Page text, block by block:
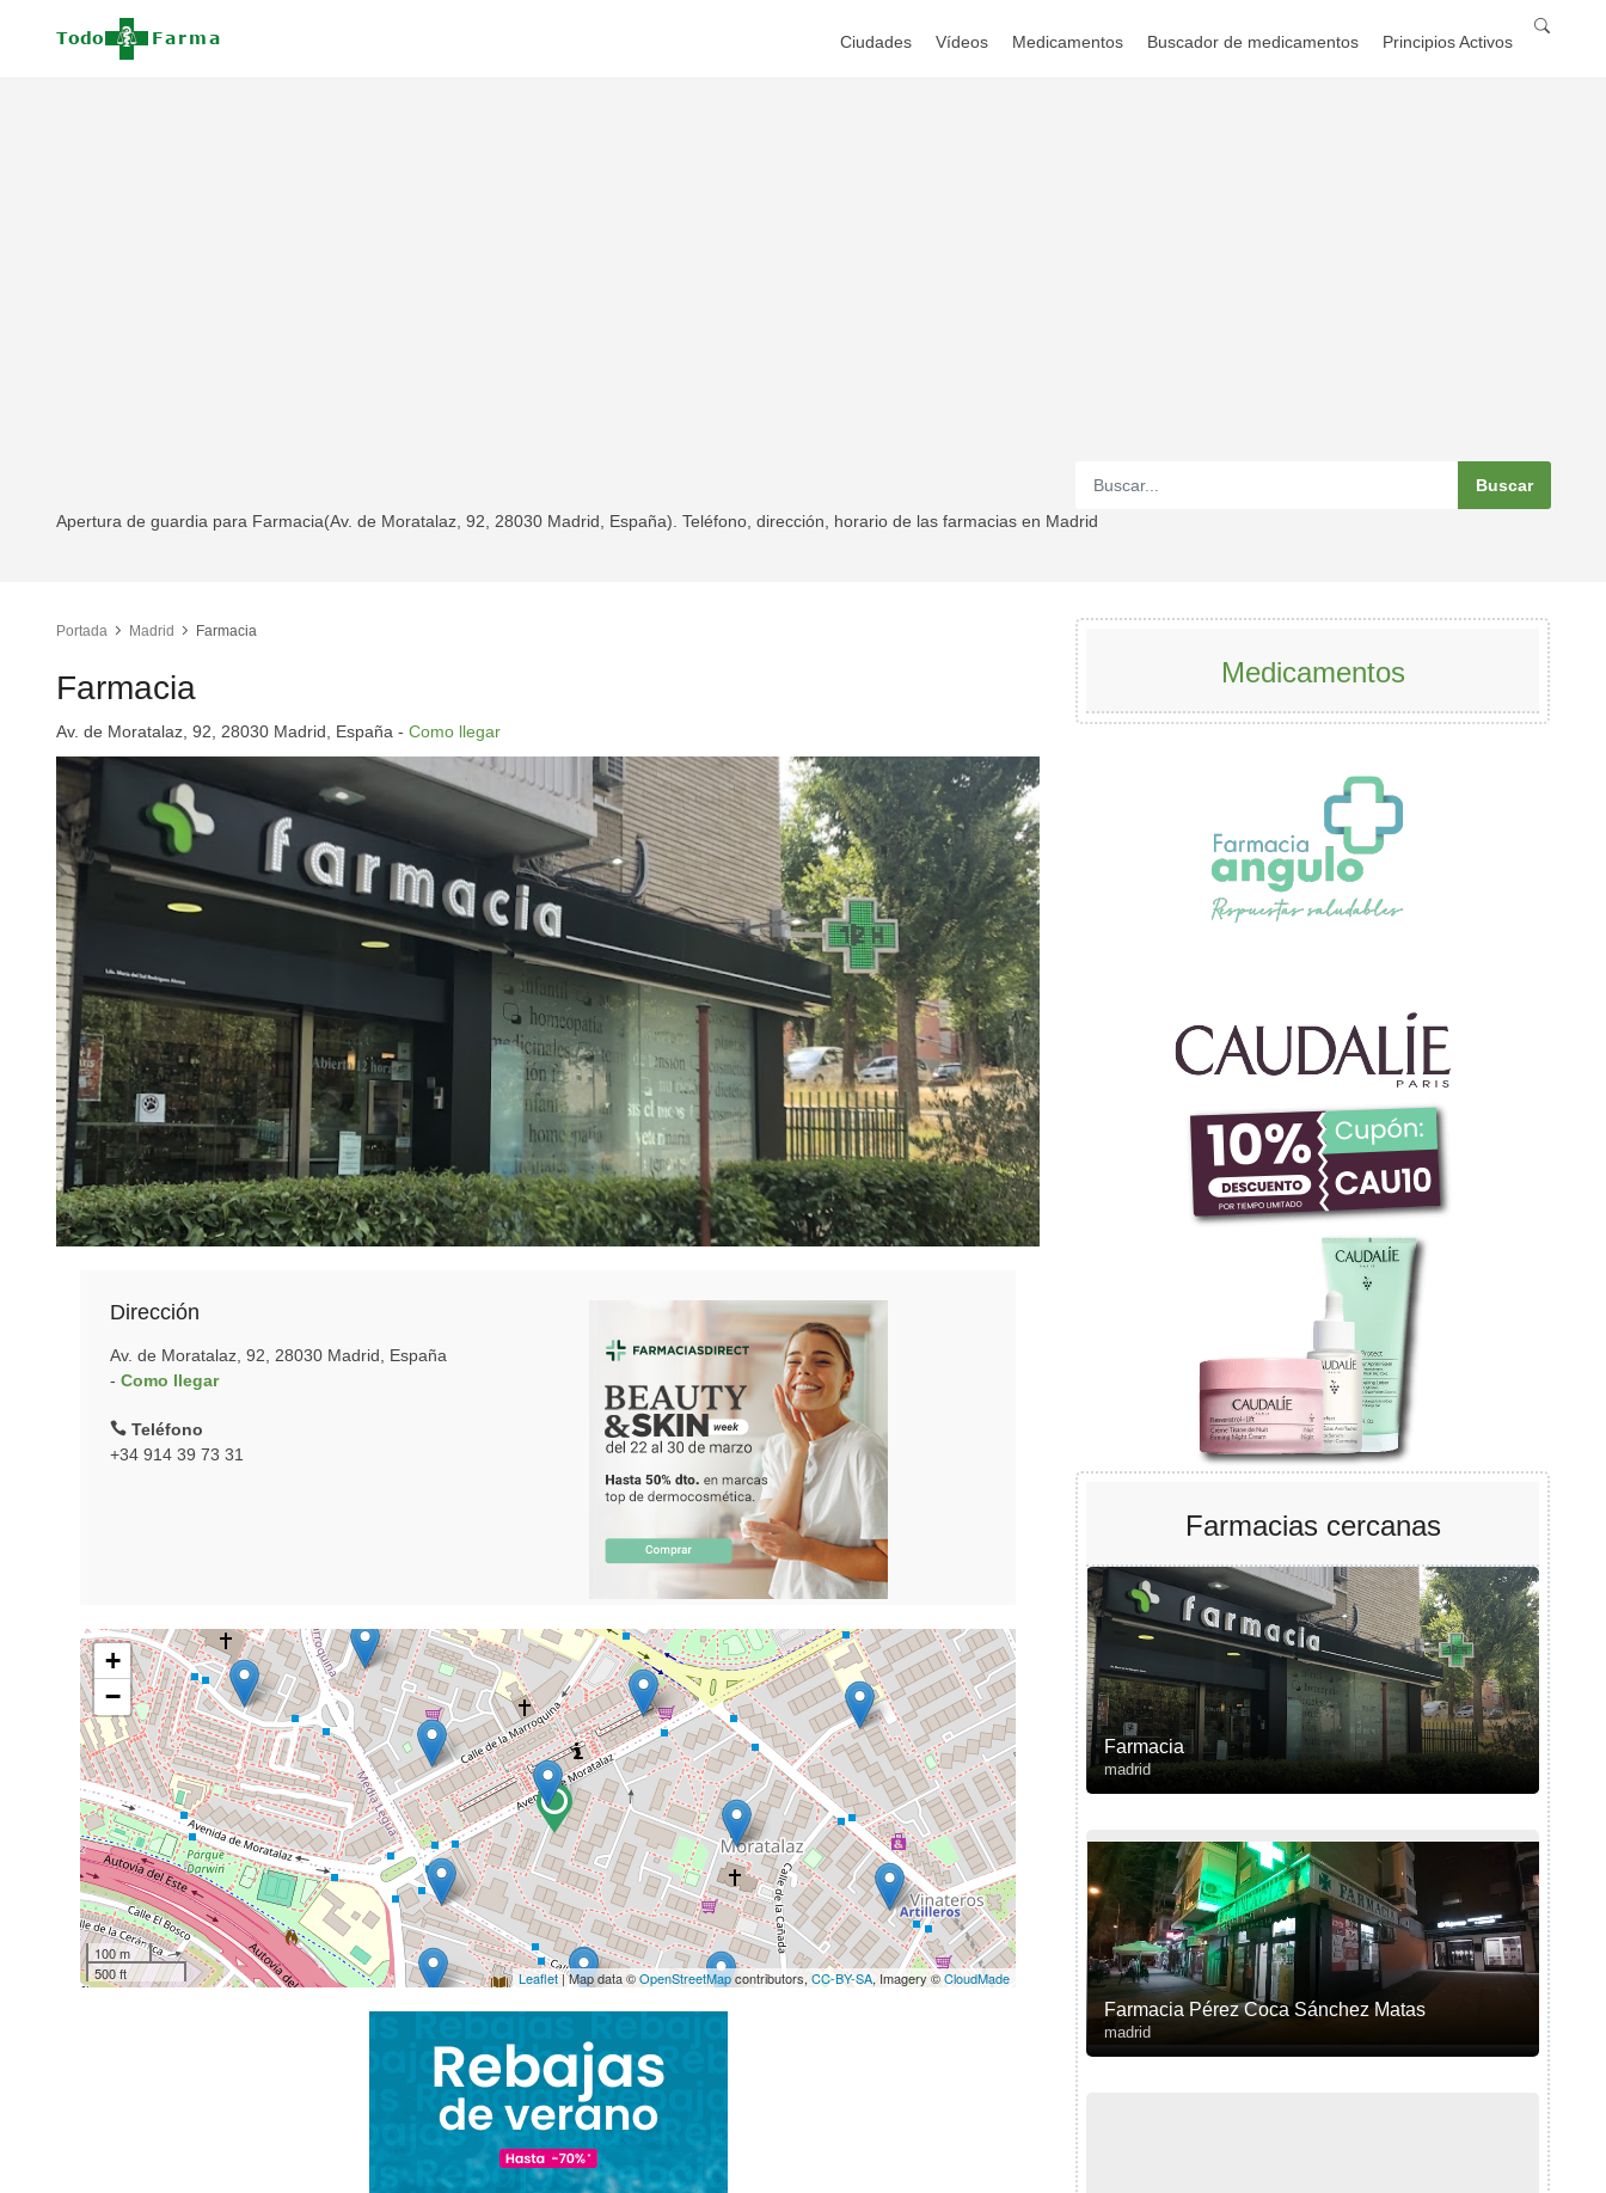
Ciudades Vídeos Medicamentos Buscador de medicamentos Principios Activos
Apertura de guardia para Farmacia(Av. de Moratalaz, 92, 28030 Madrid, España). Teléfono, dirección, horario de las farmacias en Madrid
Portada Madrid Farmacia
Farmacia
Av. de Moratalaz, 92, 28030 Madrid, España - Como llegar
Dirección
Av. de Moratalaz, 92, 28030 Madrid, España
- Como llegar
Teléfono
+34 914 39 73 31
+
−
100 m
500 ft
Leaflet| Map data ©OpenStreetMapcontributors,CC-BY-SA, Imagery ©CloudMade
Medicamentos
Farmacias cercanas
Farmacia
madrid
Farmacia Pérez Coca Sánchez Matas
madrid